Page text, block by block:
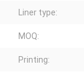
Liner type:
MOQ:
Printing: